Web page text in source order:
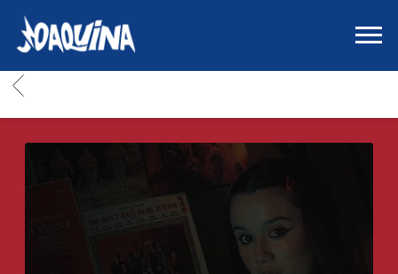
JOAQUINA
|
SITIO
BACK